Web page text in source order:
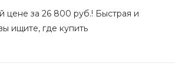
цене за 26 800 руб.! Быстрая и
ищите, где купить